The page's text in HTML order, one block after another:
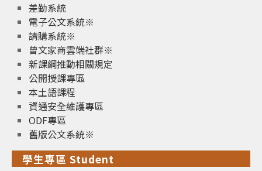
差勤系統
電子公文系統※
請購系統※
曾文家商雲端社群※
新課綱推動相關規定
公開授課專區
本土語課程
資通安全維護專區
ODF專區
舊版公文系統※
學生專區 Student